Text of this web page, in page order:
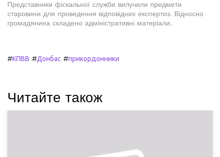
Представники фіскальної служби вилучили предмети
старовини для проведення відповідних експертиз. Відносно
громадянина складено адміністративні матеріали.
#КПВВ #Донбас #прикордонники
Читайте також